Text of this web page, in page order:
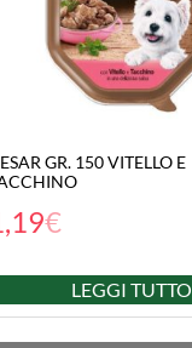
GR. 150 VITELLO E
€
LEGGI TUTTO